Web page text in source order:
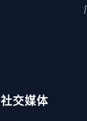
社交媒体